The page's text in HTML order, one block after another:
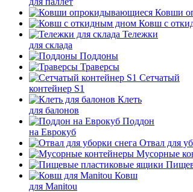
Ковши
Ковш с
Тележки
для склада
Поддоны
Траверсы
Сетчатый
контейнер S1
Клеть
для балонов
Поддон
на Еврокуб
Отвал для
Мусорные
Ковш
для Manitou